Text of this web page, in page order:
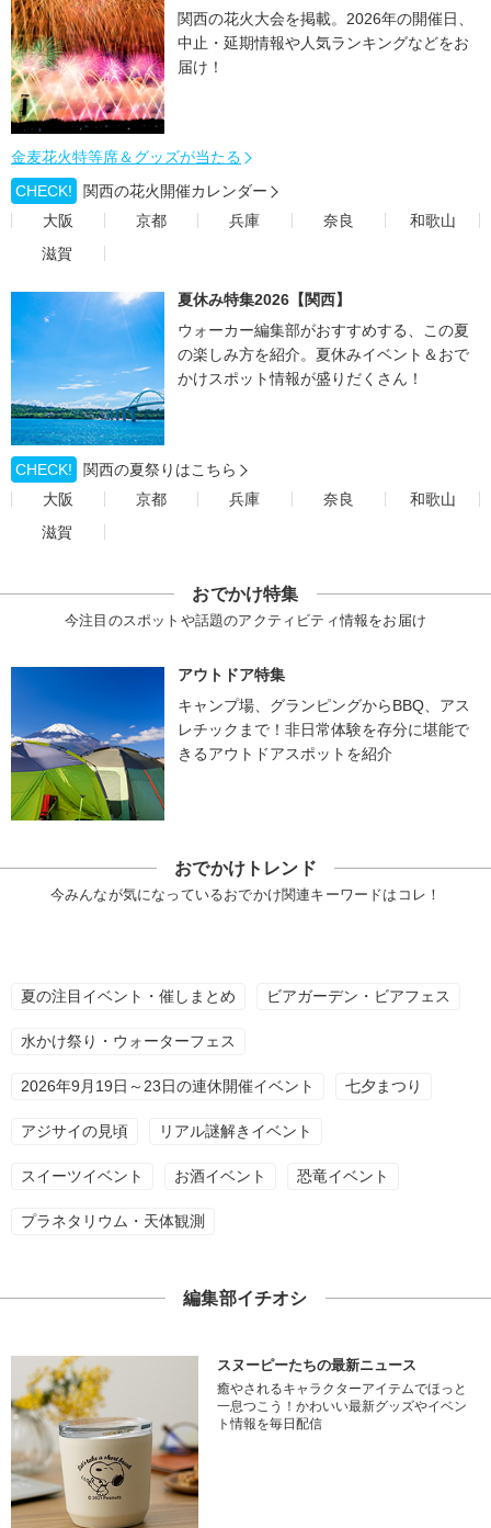
関西の花火大会を掲載。2026年の開催日、
中止・延期情報や人気ランキングなどをお
届け！
金麦花火特等席＆グッズが当たる
CHECK!
関西の花火開催カレンダー
大阪
京都 兵庫 奈良
和歌山
滋賀
夏休み特集2026【関西】
ウォーカー編集部がおすすめする、この夏
の楽しみ方を紹介。夏休みイベント＆おで
かけスポット情報が盛りだくさん！
CHECK!
関西の夏祭りはこちら
大阪
京都 兵庫 奈良
和歌山
滋賀
おでかけ特集
今注目のスポットや話題のアクティビティ情報をお届け
アウトドア特集
キャンプ場、グランピングからBBQ、アス
レチックまで！非日常体験を存分に堪能で
きるアウトドアスポットを紹介
おでかけトレンド
今みんなが気になっているおでかけ関連キーワードはコレ！
夏の注目イベント・催しまとめ ビアガーデン・ビアフェス
水かけ祭り・ウォーターフェス
2026年9月19日～23日の連休開催イベント 七夕まつり
アジサイの見頃 リアル謎解きイベント
スイーツイベント お酒イベント 恐竜イベント
プラネタリウム・天体観測
編集部イチオシ
スヌーピーたちの最新ニュース
癒やされるキャラクターアイテムでほっと
一息つこう！かわいい最新グッズやイベン
ト情報を毎日配信